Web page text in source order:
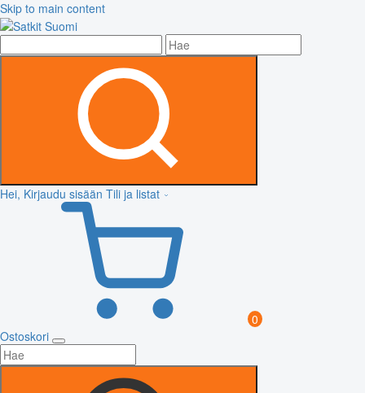
Skip to main content
Hei, Kirjaudu sisään Tili ja listat
0
Ostoskori